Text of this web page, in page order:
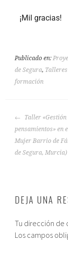
¡Mil gracias!
Publicado en:
de Segura,
formación
Taller «Gestión
pensamientos» en
Mujer Barrio de
de Segura, Murcia)
DEJA UNA
Tu dirección de
Los campos